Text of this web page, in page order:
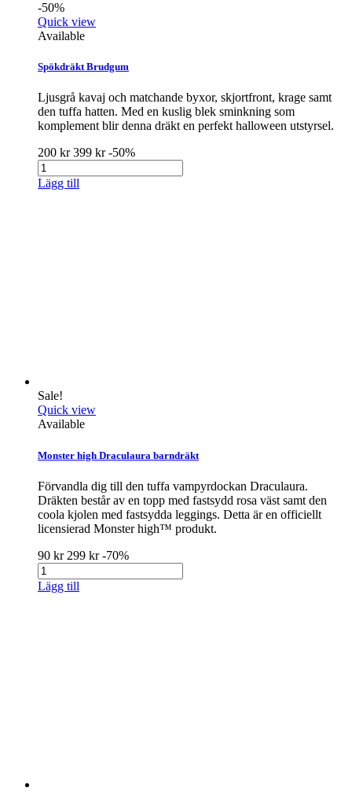
-50%
Quick view
Available
Spökdräkt Brudgum
Ljusgrå kavaj och matchande byxor, skjortfront, krage samt
den tuffa hatten. Med en kuslig blek sminkning som
komplement blir denna dräkt en perfekt halloween utstyrsel.
200 kr399 kr-50%
Lägg till
Sale!
Quick view
Available
Monster high Draculaura barndräkt
Förvandla dig till den tuffa vampyrdockan Draculaura.
Dräkten består av en topp med fastsydd rosa väst samt den
coola kjolen med fastsydda leggings. Detta är en officiellt
licensierad Monster high™ produkt.
90 kr 299 kr-70%
Lägg till